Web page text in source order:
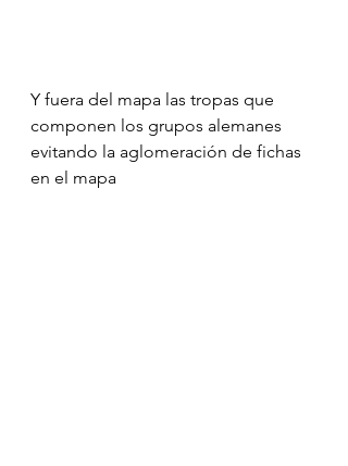
Y fuera del mapa las tropas que
componen los grupos alemanes
evitando la aglomeración de fichas
en el mapa